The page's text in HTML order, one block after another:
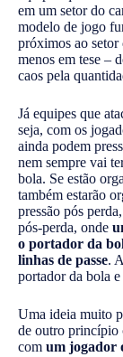
em um setor do
modelo de jogo
próximos ao
menos em tese –
caos pela
Já equipes que
seja, com os
ainda podem
nem sempre vai
bola. Se estão
também estarão
pressão pós
pós-perda, onde
o portador da
linhas de passe.
portador da bola
Uma ideia muito
de outro princípio
com um jogador